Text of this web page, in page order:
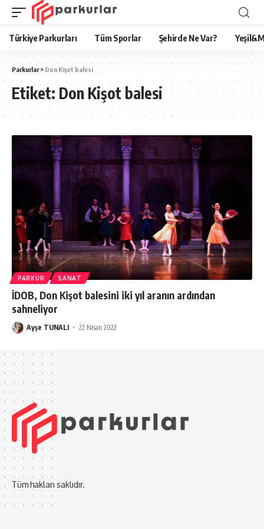
Türkiye Parkurları Tüm Sporlar Şehirde Ne Var?
Parkurlar> Don Kişot balesi
Etiket:Don Kişot balesi
PARKUR SANAT
İDOB, Don Kişot balesini iki yıl aranın ardından
sahneliyor
Ayşe TUNALI 22 Nisan 2022
Tüm hakları saklıdır.